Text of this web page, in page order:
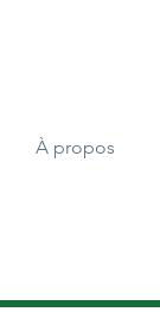
À propos